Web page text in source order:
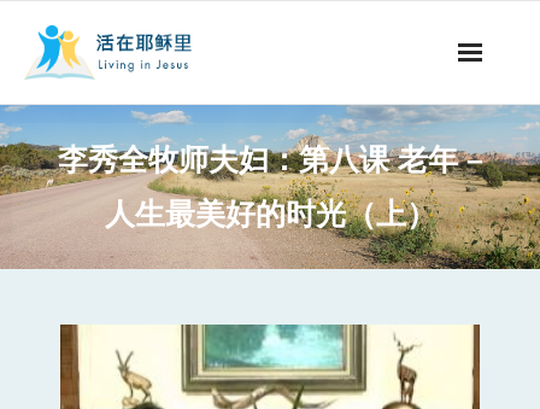
视听节目
阅读文章
奉献支持
李秀全牧师夫妇：第八课 老年 –
人生最美好的时光（上）